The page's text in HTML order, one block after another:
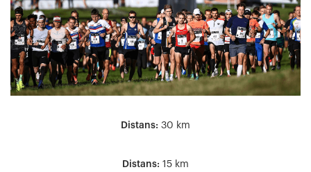
Distans: 30 km
Distans: 15 km